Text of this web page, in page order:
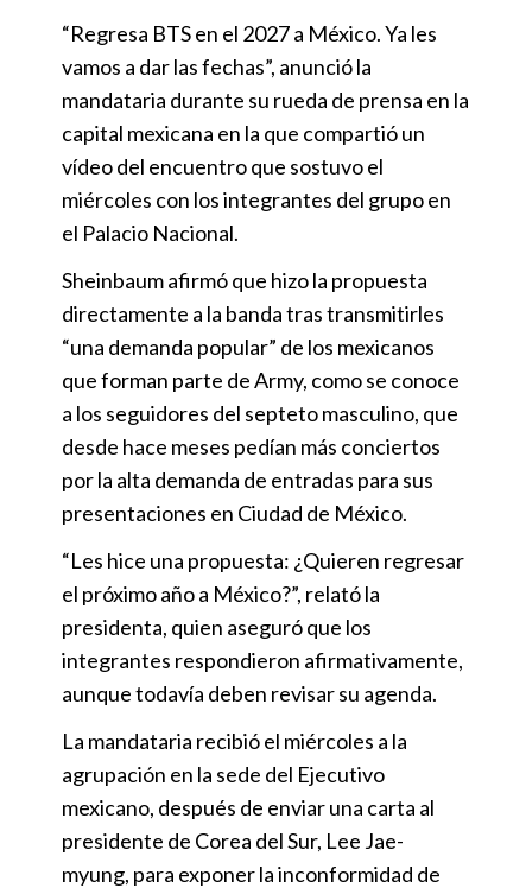
“Regresa BTS en el 2027 a México. Ya les
vamos a dar las fechas”, anunció la
mandataria durante su rueda de prensa en la
capital mexicana en la que compartió un
vídeo del encuentro que sostuvo el
miércoles con los integrantes del grupo en
el Palacio Nacional.
Sheinbaum afirmó que hizo la propuesta
directamente a la banda tras transmitirles
“una demanda popular” de los mexicanos
que forman parte de Army, como se conoce
a los seguidores del septeto masculino, que
desde hace meses pedían más conciertos
por la alta demanda de entradas para sus
presentaciones en Ciudad de México.
“Les hice una propuesta: ¿Quieren regresar
el próximo año a México?”, relató la
presidenta, quien aseguró que los
integrantes respondieron afirmativamente,
aunque todavía deben revisar su agenda.
La mandataria recibió el miércoles a la
agrupación en la sede del Ejecutivo
mexicano, después de enviar una carta al
presidente de Corea del Sur, Lee Jae-
myung, para exponer la inconformidad de